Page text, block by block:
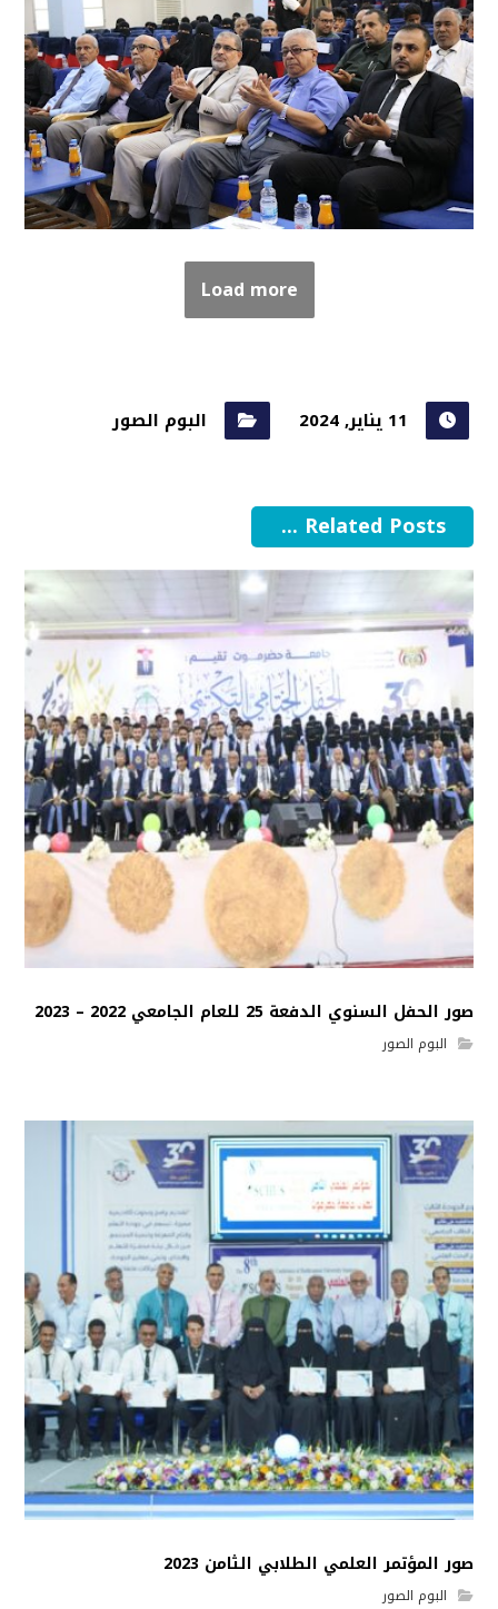
Load more
11 يناير, 2024 البوم الصور
Related Posts ...
صور الحفل السنوي الدفعة 25 للعام الجامعي 2022 – 2023
البوم الصور
صور المؤتمر العلمي الطلابي الثامن 2023
البوم الصور